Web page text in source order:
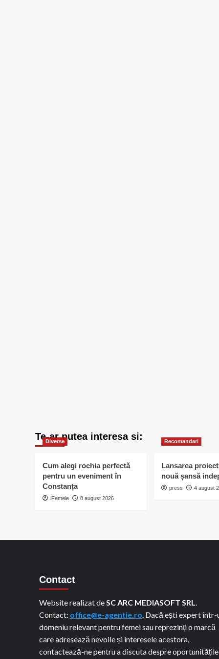
Te-ar putea interesa si:
Diverse
Cum alegi rochia perfectă
pentru un eveniment în
Constanța
iFemeie 8 august 2026
Recomandari
Lansarea
nouă șansă
press 4 august
Contact
Website realizat deSC ARC MEDIASOFT SRL.
Contact: office@e-agentie.ro. Dacă ești expert într-
domeniu relevant pentru femei sau reprezinți o marcă
care adresează nevoile și interesele acestora,
contactează-ne pentru a discuta despre oportunitățile